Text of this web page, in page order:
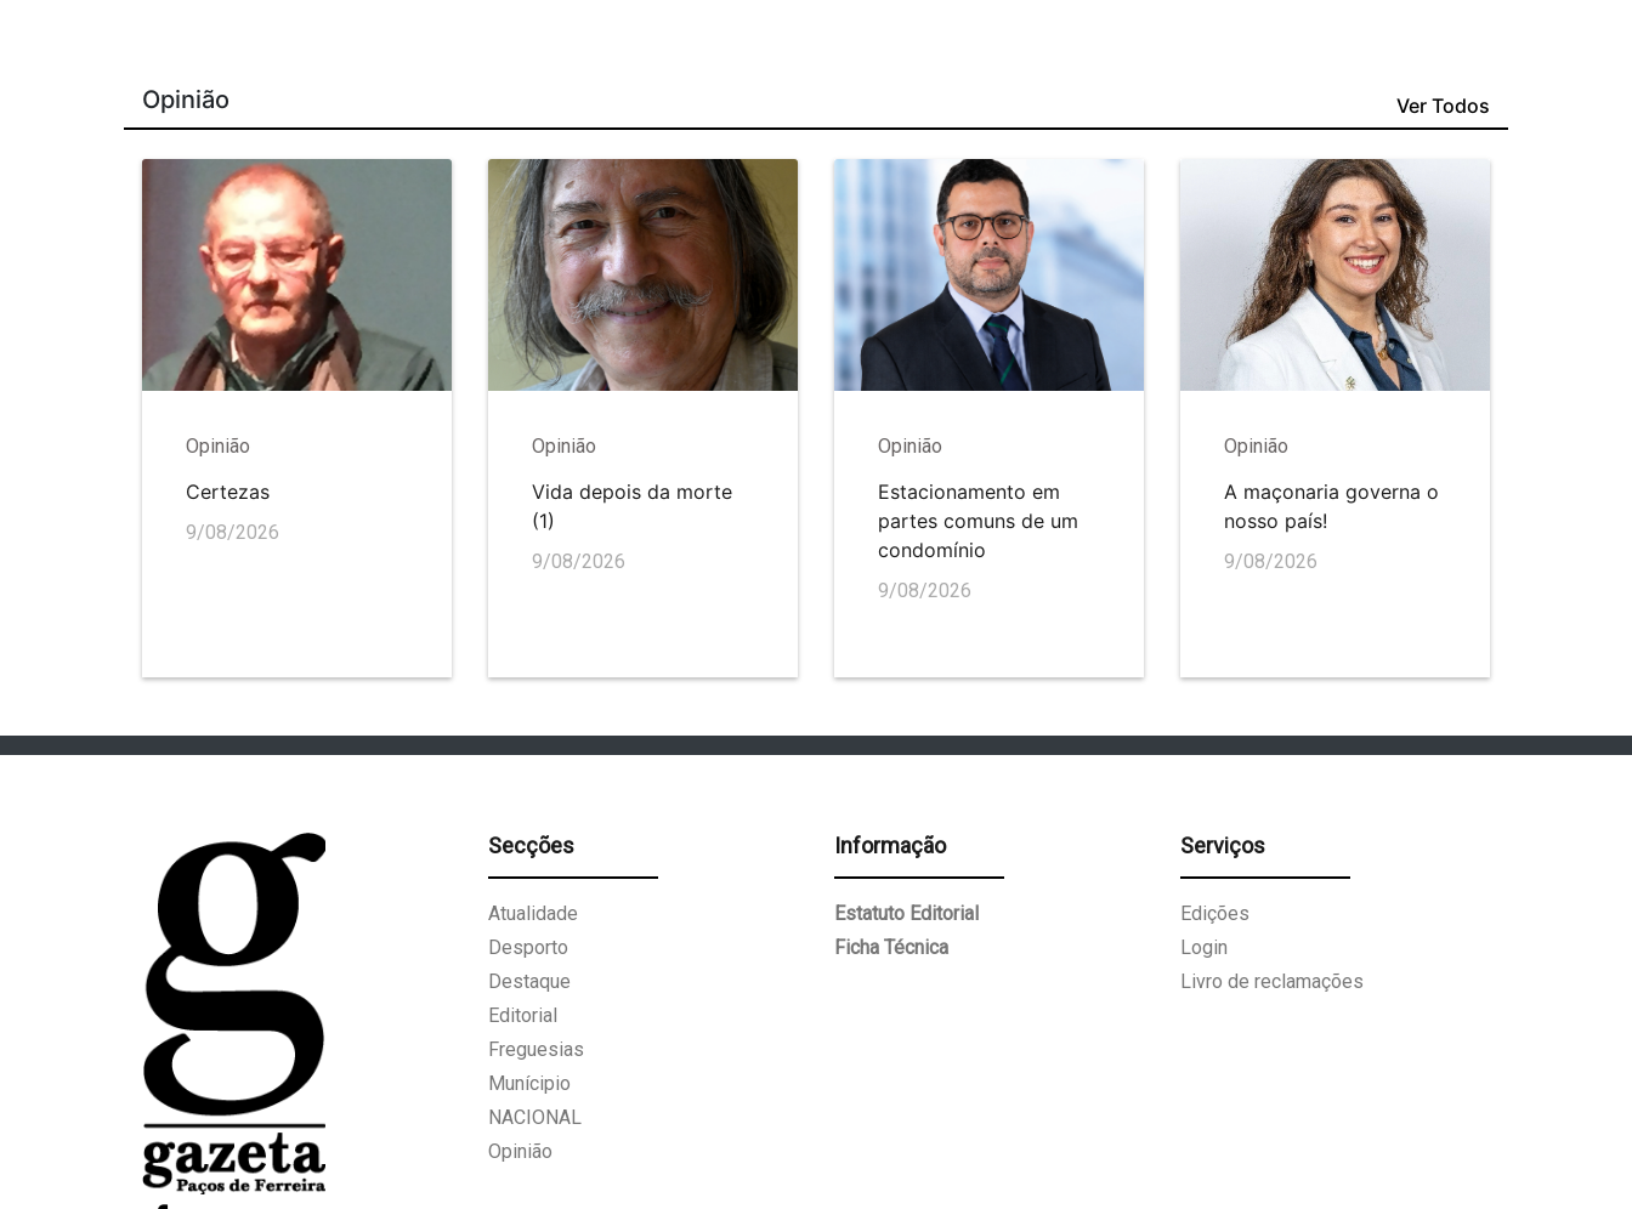
Opinião Ver Todos
Opinião
Certezas
9/08/2026
Opinião
Vida depois da morte
(1)
9/08/2026
Opinião
Estacionamento em
partes comuns de um
condomínio
9/08/2026
Opinião
A maçonaria governa o
nosso país!
9/08/2026
Secções
Atualidade
Desporto
Destaque
Editorial
Freguesias
Munícipio
NACIONAL
Opinião
Informação
Estatuto Editorial
Ficha Técnica
Serviços
Edições
Login
Livro de reclamações